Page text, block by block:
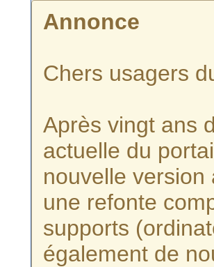
Annonce
Chers usagers
Après vingt ans
actuelle du
nouvelle version
une refonte
supports
également de